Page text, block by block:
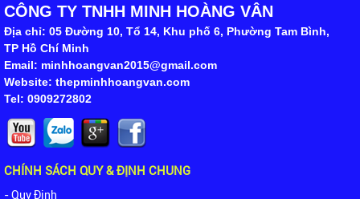
CÔNG TY TNHH MINH HOÀNG VÂN
Địa chỉ: 05 Đường 10, Tổ 14, Khu phố 6, Phường Tam Bình,
TP Hồ Chí Minh
Email: minhhoangvan2015@gmail.com
Website: thepminhhoangvan.com
Tel: 0909272802
CHÍNH SÁCH QUY & ĐỊNH CHUNG
- Quy Định